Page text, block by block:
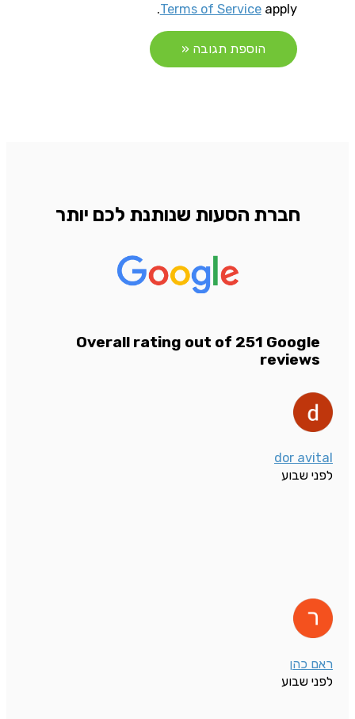
Terms of Serviceapply.
חברת הסעות שנותנת לכם יותר
Overall rating out of 251 Google
reviews
dor avital
לפני שבוע
ראם כהן
לפני שבוע